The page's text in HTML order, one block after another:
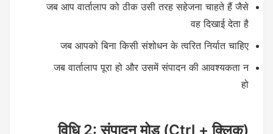
जब आप वार्तालाप को ठीक उसी तरह सहेजना चाहते हैं जैसे
वह दिखाई देता है
जब आपको बिना किसी संशोधन के त्वरित निर्यात चाहिए
जब वार्तालाप पूरा हो और उसमें संपादन की आवश्यकता न
हो
विधि 2: संपादन मोड (Ctrl + क्लिक)